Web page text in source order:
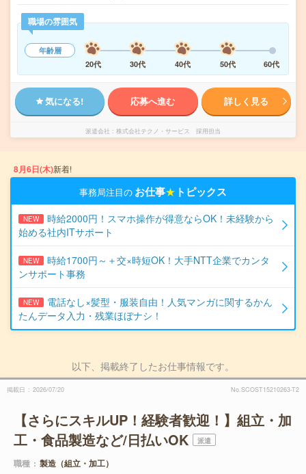
職場の雰囲気
年齢層
20代
30代 40代 50代 60代
気になる! 応募へ進む 詳しく見る
派遣会社 株式会社テクノ・サービス 採用担当
8月6日(木)新着!
事務局注目の お仕事★ トピックス
NEW
時給2000円！スマホ操作が得意ならOK！未経験から
始める社内ITサポート
NEW
時給1700円～＋交×時短OK！大手NTT企業でカンタ
ンサポート事務
NEW
電話なし×髪型・服装自由！人気マンガに関するかん
たんデータ入力・残業ほぼナシ！
以下、掲載終了したお仕事情報です。
掲載日 2026/07/20 No.SCOST15210263-T2
【さらにスキルUP！経験者歓迎！】組立・加
工・食品製造など/日払いOK
派遣
職種
製造（組立・加工）